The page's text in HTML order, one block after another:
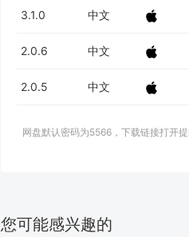
3.1.0 中文
2.0.6 中文
2.0.5 中文
网盘默认密码为5566，下载链接打开
您可能感兴趣的